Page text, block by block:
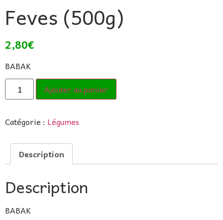
Feves (500g)
2,80€
BABAK
Ajouter au panier
Catégorie : Légumes
Description
Description
BABAK